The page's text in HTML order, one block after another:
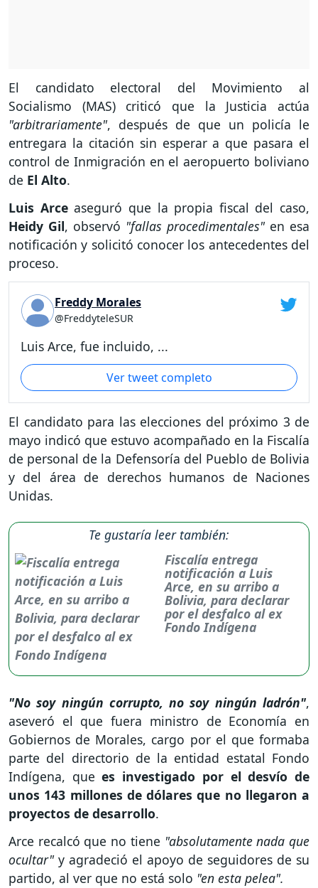
El candidato electoral del Movimiento al
Socialismo (MAS) criticó que la Justicia actúa
"arbitrariamente", después de que un policía le
entregara la citación sin esperar a que pasara el
control de Inmigración en el aeropuerto boliviano
de El Alto.
Luis Arceaseguró que la propia fiscal del caso,
Heidy Gil, observó "fallas procedimentales"en esa
notificación y solicitó conocer los antecedentes del
proceso.
Freddy Morales
@FreddyteleSUR
Luis Arce, fue incluido, ...
Ver tweet completo
El candidato para las elecciones del próximo 3 de
mayo indicó que estuvo acompañado en la Fiscalía
de personal de la Defensoría del Pueblo de Bolivia
y del área de derechos humanos de Naciones
Unidas.
Te gustaría leer también:
Fiscalía entrega
notificación a Luis
Arce, en su arribo a
Bolivia, para declarar
por el desfalco al ex
Fondo Indígena
"No soy ningún corrupto, no soy ningún ladrón",
aseveró el que fuera ministro de Economía en
Gobiernos de Morales, cargo por el que formaba
parte del directorio de la entidad estatal Fondo
Indígena, quees investigado por el desvío de
unos 143 millones de dólares que no llegaron a
proyectos de desarrollo.
Arce recalcó que no tiene "absolutamente nada que
ocultar"y agradeció el apoyo de seguidores de su
partido, al ver que no está solo "en esta pelea".